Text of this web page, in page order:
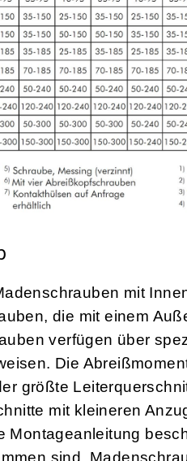
mit
die mit einem
verfügen über
Die
größte
mit kleineren
Montageanleitung